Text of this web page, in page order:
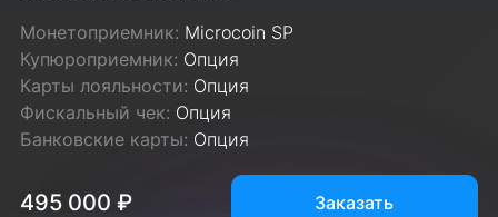
Монетоприемник: Microcoin SP
Купюроприемник: Опция
Карты лояльности: Опция
Фискальный чек: Опция
Банковские карты: Опция
495 000 ₽ Заказать